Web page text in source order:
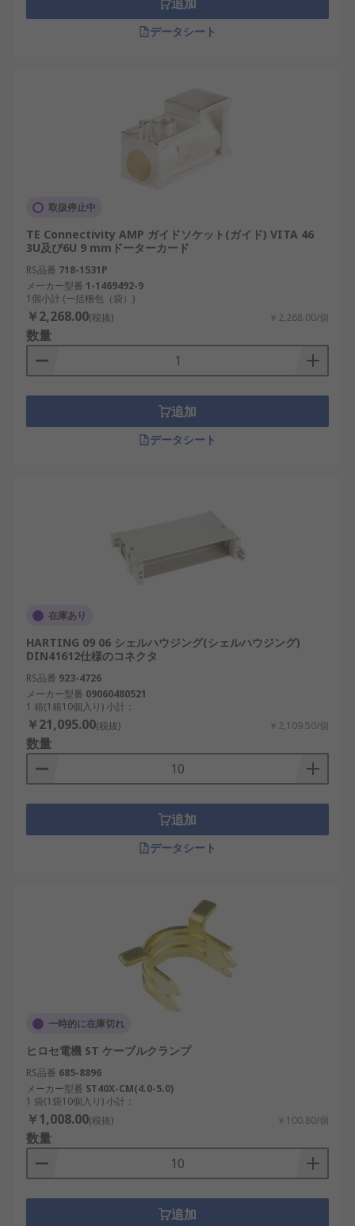
データシート
取扱停止中
TE Connectivity AMP ガイドソケット(ガイド) VITA 46
3U及び6U 9 mmドーターカード
RS品番 718-1531P
メーカー型番 1-1469492-9
1個小計 (一括梱包（袋）)
￥2,268.00(税抜) ￥2,268.00/個
数量
追加
データシート
在庫あり
HARTING 09 06 シェルハウジング(シェルハウジング)
DIN41612仕様のコネクタ
RS品番 923-4726
メーカー型番 09060480521
1 箱(1箱10個入り) 小計：
￥21,095.00(税抜) ￥2,109.50/個
数量
追加
データシート
一時的に在庫切れ
ヒロセ電機 ST ケーブルクランプ
RS品番 685-8896
メーカー型番 ST40X-CM(4.0-5.0)
1 袋(1袋10個入り) 小計：
￥1,008.00(税抜) ￥100.80/個
数量
追加